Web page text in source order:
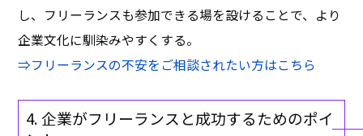
し、フリーランスも参加できる場を設けることで、より
企業文化に馴染みやすくする。
⇒フリーランスの不安をご相談されたい方はこちら
4. 企業がフリーランスと成功するためのポイ